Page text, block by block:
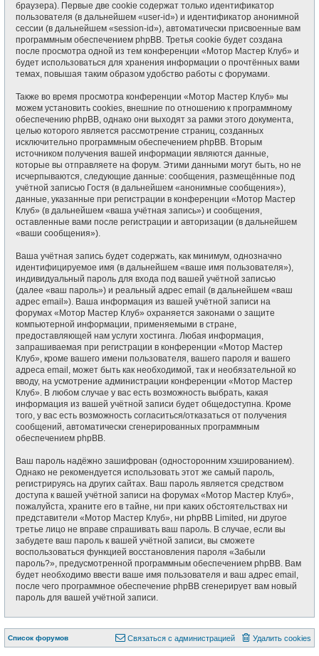
браузера). Первые две cookie содержат только идентификатор
пользователя (в дальнейшем «user-id») и идентификатор анонимной
сессии (в дальнейшем «session-id»), автоматически присвоенные вам
программным обеспечением phpBB. Третья cookie будет создана
после просмотра одной из тем конференции «Мотор Мастер Клуб» и
будет использоваться для хранения информации о прочтённых вами
темах, повышая таким образом удобство работы с форумами.
Также во время просмотра конференции «Мотор Мастер Клуб» мы
можем установить cookies, внешние по отношению к программному
обеспечению phpBB, однако они выходят за рамки этого документа,
целью которого является рассмотрение страниц, созданных
исключительно программным обеспечением phpBB. Вторым
источником получения вашей информации являются данные,
которые вы отправляете на форум. Этими данными могут быть, но не
исчерпываются, следующие данные: сообщения, размещённые под
учётной записью Гостя (в дальнейшем «анонимные сообщения»),
данные, указанные при регистрации в конференции «Мотор Мастер
Клуб» (в дальнейшем «ваша учётная запись») и сообщения,
оставленные вами после регистрации и авторизации (в дальнейшем
«ваши сообщения»).
Ваша учётная запись будет содержать, как минимум, однозначно
идентифицируемое имя (в дальнейшем «ваше имя пользователя»),
индивидуальный пароль для входа под вашей учётной записью
(далее «ваш пароль») и реальный адрес email (в дальнейшем «ваш
адрес email»). Ваша информация из вашей учётной записи на
форумах «Мотор Мастер Клуб» охраняется законами о защите
компьютерной информации, применяемыми в стране,
предоставляющей нам услуги хостинга. Любая информация,
запрашиваемая при регистрации в конференции «Мотор Мастер
Клуб», кроме вашего имени пользователя, вашего пароля и вашего
адреса email, может быть как необходимой, так и необязательной ко
вводу, на усмотрение администрации конференции «Мотор Мастер
Клуб». В любом случае у вас есть возможность выбрать, какая
информация из вашей учётной записи будет общедоступна. Кроме
того, у вас есть возможность согласиться/отказаться от получения
сообщений, автоматически сгенерированных программным
обеспечением phpBB.
Ваш пароль надёжно зашифрован (односторонним хэшированием).
Однако не рекомендуется использовать этот же самый пароль,
регистрируясь на других сайтах. Ваш пароль является средством
доступа к вашей учётной записи на форумах «Мотор Мастер Клуб»,
пожалуйста, храните его в тайне, ни при каких обстоятельствах ни
представители «Мотор Мастер Клуб», ни phpBB Limited, ни другое
третье лицо не вправе спрашивать ваш пароль. В случае, если вы
забудете ваш пароль к вашей учётной записи, вы сможете
воспользоваться функцией восстановления пароля «Забыли
пароль?», предусмотренной программным обеспечением phpBB. Вам
будет необходимо ввести ваше имя пользователя и ваш адрес email,
после чего программное обеспечение phpBB сгенерирует вам новый
пароль для вашей учётной записи.
Список форумов Удалить cookies
Связаться с администрацией